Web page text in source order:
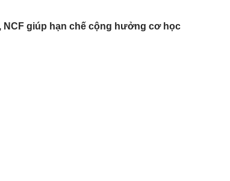
NCF giúp hạn chế cộng hưởng cơ học